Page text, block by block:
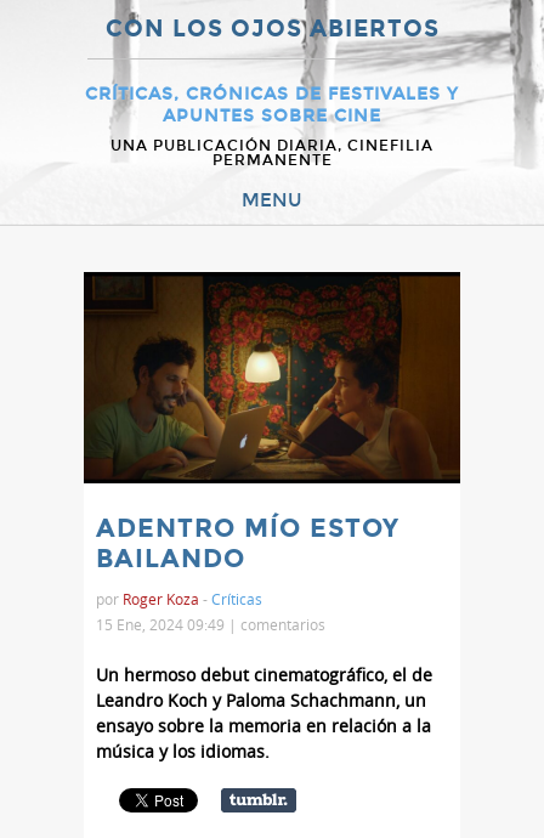
CON LOS OJOS ABIERTOS
CRÍTICAS, CRÓNICAS DE FESTIVALES Y
APUNTES SOBRE CINE
UNA PUBLICACIÓN DIARIA, CINEFILIA
PERMANENTE
MENU
ADENTRO MÍO ESTOY
BAILANDO
por Roger Koza -Críticas
15 Ene, 2024 09:49 | comentarios
Un hermoso debut cinematográfico, el de
Leandro Koch y Paloma Schachmann, un
ensayo sobre la memoria en relación a la
música y los idiomas.